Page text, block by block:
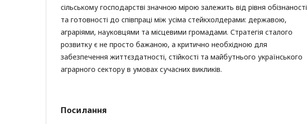
сільському господарстві значною мірою залежить від рівня обізнаності
та готовності до співпраці між усіма стейкхолдерами: державою,
аграріями, науковцями та місцевими громадами. Стратегія сталого
розвитку є не просто бажаною, а критично необхідною для
забезпечення життєздатності, стійкості та майбутнього українського
аграрного сектору в умовах сучасних викликів.
Посилання